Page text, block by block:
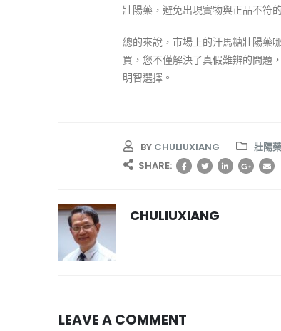
壯陽藥，避免出現實物與正品不符
總的來說，市場上的汗馬糖壯陽藥
買，您不僅解決了真假難辨的問題
明智選擇。
BY CHULIUXIANG 壯陽藥
SHARE:
CHULIUXIANG
LEAVE A COMMENT